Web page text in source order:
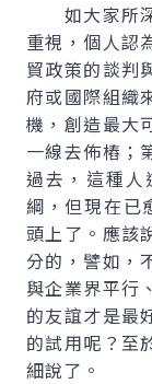
如大家所深
重視，個人認
貿政策的談判
府或國際組織
機，創造最大
一線去佈樁；
過去，這種
綱，但現在已
頭上了。應該
分的，譬如，
與企業界平行
的友誼才是最
的試用呢？至
細說了。